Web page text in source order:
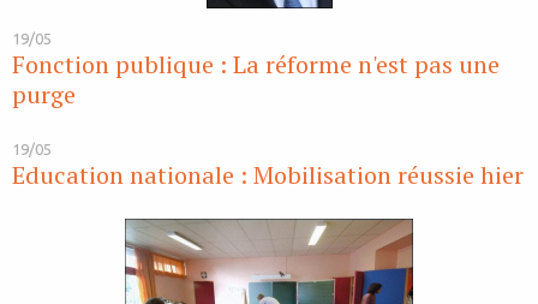
19/05
Fonction publique : La réforme n'est pas une
purge
19/05
Education nationale : Mobilisation réussie hier